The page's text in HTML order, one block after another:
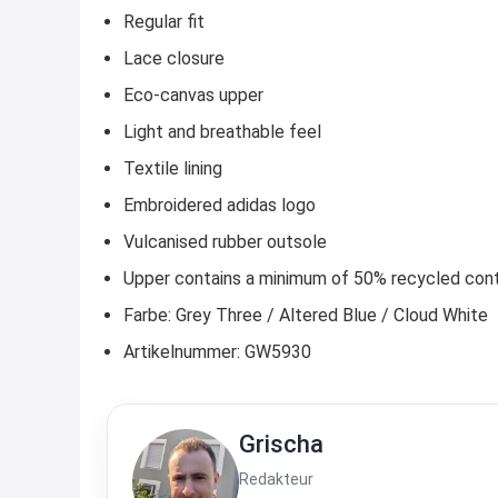
Regular fit
Lace closure
Eco-canvas upper
Light and breathable feel
Textile lining
Embroidered adidas logo
Vulcanised rubber outsole
Upper contains a minimum of 50% recycled
Farbe: Grey Three / Altered Blue / Cloud White
Artikelnummer: GW5930
Grischa
Redakteur